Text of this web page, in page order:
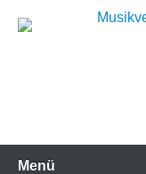
Inhalt
Menü